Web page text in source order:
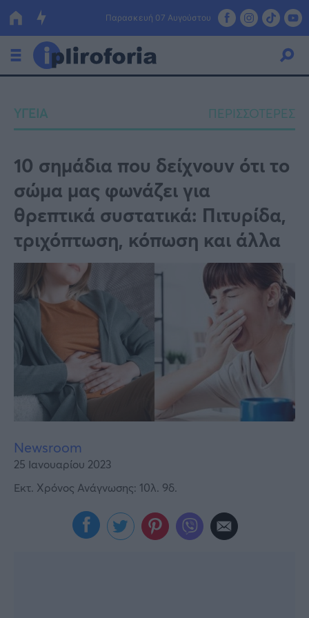
Παρασκευή 07 Αυγούστου
Οικονομία
Πολιτική
Τράπεζες
Επιδοτήσεις
ΕΣΠΑ
Κόσμος
Lifestyle
Αθλητικά
Υγεία
Γυναίκα
ΥΓΕΙΑ ΠΕΡΙΣΣΟΤΕΡΕΣ
10 σημάδια που δείχνουν ότι το
σώμα μας φωνάζει για
θρεπτικά συστατικά: Πιτυρίδα,
τριχόπτωση, κόπωση και άλλα
Newsroom
25 Ιανουαρίου 2023
Εκτ. Χρόνος Ανάγνωσης: 10λ. 9δ.